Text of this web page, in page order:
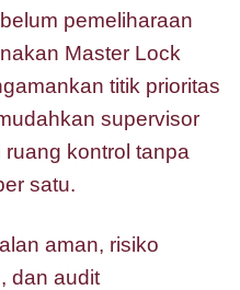
pemeliharaan
Master Lock
titik prioritas
supervisor
kontrol tanpa
satu.
aman, risiko
dan audit